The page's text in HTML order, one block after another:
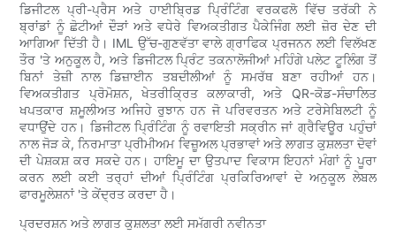
ਡਿਜੀਟਲ ਪ੍ਰੀ-ਪ੍ਰੈਸ ਅਤੇ ਹਾਈਬ੍ਰਿਡ ਪ੍ਰਿੰਟਿੰਗ ਵਰਕਫਲੋ ਵਿੱਚ ਤਰੱਕੀ ਨੇ
ਬ੍ਰਾਂਡਾਂ ਨੂੰ ਛੋਟੀਆਂ ਦੌੜਾਂ ਅਤੇ ਵਧੇਰੇ ਵਿਅਕਤੀਗਤ ਪੈਕੇਜਿੰਗ ਲਈ ਜ਼ੋਰ ਦੇਣ ਦੀ
ਆਗਿਆ ਦਿੱਤੀ ਹੈ। IML ਉੱਚ-ਗੁਣਵੱਤਾ ਵਾਲੇ ਗ੍ਰਾਫਿਕ ਪ੍ਰਜਨਨ ਲਈ ਵਿਲੱਖਣ
ਤੌਰ 'ਤੇ ਅਨੁਕੂਲ ਹੈ, ਅਤੇ ਡਿਜੀਟਲ ਪ੍ਰਿੰਟ ਤਕਨਾਲੋਜੀਆਂ ਮਹਿੰਗੇ ਪਲੇਟ ਟੂਲਿੰਗ ਤੋਂ
ਬਿਨਾਂ ਤੇਜ਼ੀ ਨਾਲ ਡਿਜ਼ਾਈਨ ਤਬਦੀਲੀਆਂ ਨੂੰ ਸਮਰੱਥ ਬਣਾ ਰਹੀਆਂ ਹਨ।
ਵਿਅਕਤੀਗਤ ਪ੍ਰੋਮੋਸ਼ਨ, ਖੇਤਰੀਕ੍ਰਿਤ ਕਲਾਕਾਰੀ, ਅਤੇ QR-ਕੋਡ-ਸੰਚਾਲਿਤ
ਖਪਤਕਾਰ ਸ਼ਮੂਲੀਅਤ ਅਜਿਹੇ ਰੁਝਾਨ ਹਨ ਜੋ ਪਰਿਵਰਤਨ ਅਤੇ ਟਰੇਸੇਬਿਲਟੀ ਨੂੰ
ਵਧਾਉਂਦੇ ਹਨ। ਡਿਜੀਟਲ ਪ੍ਰਿੰਟਿੰਗ ਨੂੰ ਰਵਾਇਤੀ ਸਕ੍ਰੀਨ ਜਾਂ ਗ੍ਰੈਵਿਊਰ ਪਹੁੰਚਾਂ
ਨਾਲ ਜੋੜ ਕੇ, ਨਿਰਮਾਤਾ ਪ੍ਰੀਮੀਅਮ ਵਿਜ਼ੂਅਲ ਪ੍ਰਭਾਵਾਂ ਅਤੇ ਲਾਗਤ ਕੁਸ਼ਲਤਾ ਦੋਵਾਂ
ਦੀ ਪੇਸ਼ਕਸ਼ ਕਰ ਸਕਦੇ ਹਨ। ਹਾਇਮੂ ਦਾ ਉਤਪਾਦ ਵਿਕਾਸ ਇਹਨਾਂ ਮੰਗਾਂ ਨੂੰ ਪੂਰਾ
ਕਰਨ ਲਈ ਕਈ ਤਰ੍ਹਾਂ ਦੀਆਂ ਪ੍ਰਿੰਟਿੰਗ ਪ੍ਰਕਿਰਿਆਵਾਂ ਦੇ ਅਨੁਕੂਲ ਲੇਬਲ
ਫਾਰਮੂਲੇਸ਼ਨਾਂ 'ਤੇ ਕੇਂਦ੍ਰਤ ਕਰਦਾ ਹੈ।
ਪ੍ਰਦਰਸ਼ਨ ਅਤੇ ਲਾਗਤ ਕੁਸ਼ਲਤਾ ਲਈ ਸਮੱਗਰੀ ਨਵੀਨਤਾ